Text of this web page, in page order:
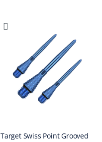
Target Swiss Point Grooved